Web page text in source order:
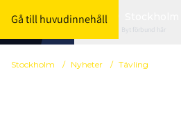
Gå till huvudinnehåll
Byt förbund här
Stockholm / Nyheter / Tävling